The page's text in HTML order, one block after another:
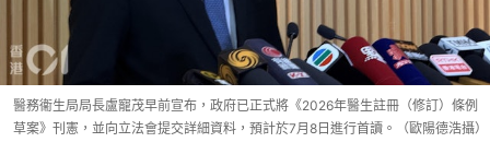
醫務衞生局局長盧寵茂早前宣布，政府已正式將《2026年醫生註冊（修訂）條例
草案》刊憲，並向立法會提交詳細資料，預計於7月8日進行首讀。（歐陽德浩攝）